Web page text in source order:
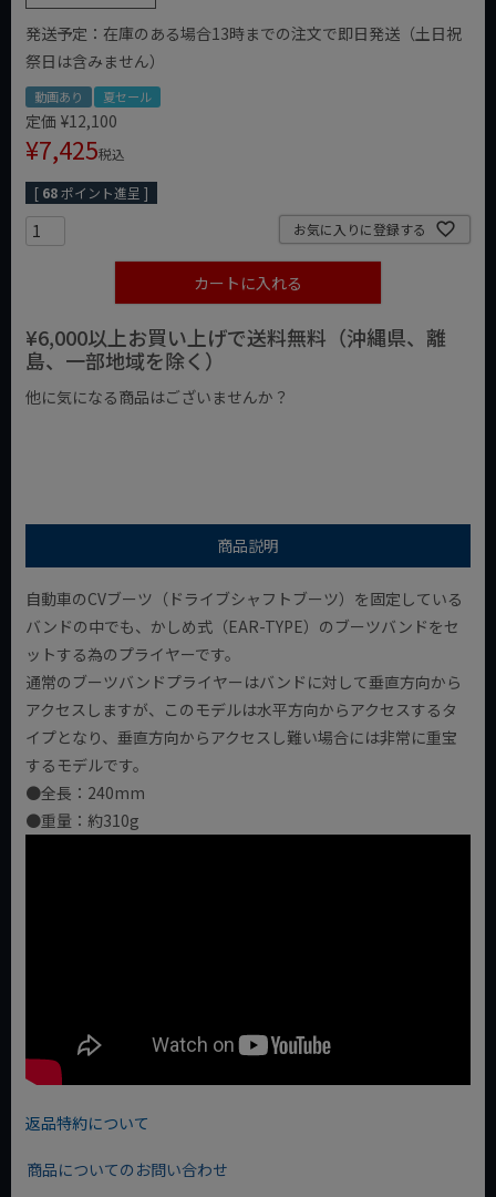
発送予定：在庫のある場合13時までの注文で即日発送（土日祝
祭日は含みません）
動画あり 夏セール
定価 ¥12,100
¥7,425税込
[ 68ポイント進呈 ]
お気に入りに登録する
カートに入れる
¥6,000以上お買い上げで送料無料（沖縄県、離
島、一部地域を除く）
他に気になる商品はございませんか？
商品説明
自動車のCVブーツ（ドライブシャフトブーツ）を固定している
バンドの中でも、かしめ式（EAR-TYPE）のブーツバンドをセ
ットする為のプライヤーです。
通常のブーツバンドプライヤーはバンドに対して垂直方向から
アクセスしますが、このモデルは水平方向からアクセスするタ
イプとなり、垂直方向からアクセスし難い場合には非常に重宝
するモデルです。
●全長：240mm
●重量：約310g
返品特約について
商品についてのお問い合わせ